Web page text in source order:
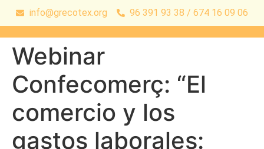
info@grecotex.org 96 391 93 38 / 674 16 09 06
Webinar
Confecomerç: “El
comercio y los
gastos laborales: